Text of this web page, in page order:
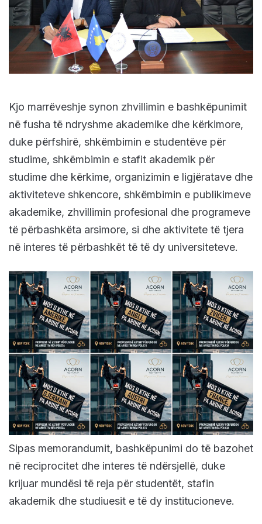
Kjo marrëveshje synon zhvillimin e bashkëpunimit
në fusha të ndryshme akademike dhe kërkimore,
duke përfshirë, shkëmbimin e studentëve për
studime, shkëmbimin e stafit akademik për
studime dhe kërkime, organizimin e ligjëratave dhe
aktiviteteve shkencore, shkëmbimin e publikimeve
akademike, zhvillimin profesional dhe programeve
të përbashkëta arsimore, si dhe aktivitete të tjera
në interes të përbashkët të të dy universiteteve.
Sipas memorandumit, bashkëpunimi do të bazohet
në reciprocitet dhe interes të ndërsjellë, duke
krijuar mundësi të reja për studentët, stafin
akademik dhe studiuesit e të dy institucioneve.